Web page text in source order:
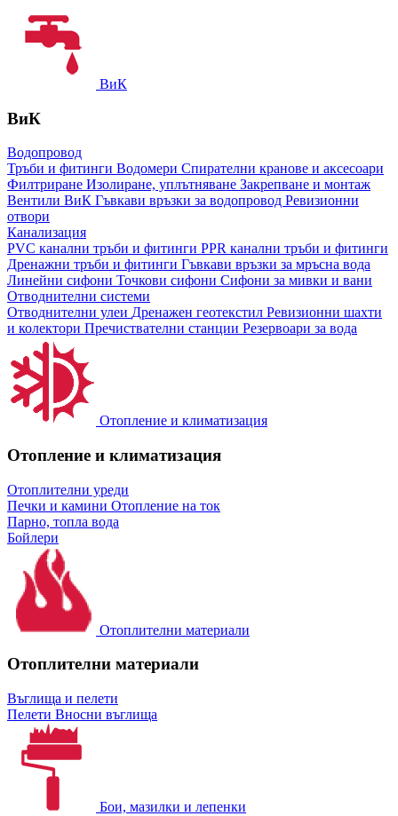
ВиК
ВиК
Водопровод
Тръби и фитинги Водомери Спирателни кранове и аксесоари
Филтриране Изолиране, уплътняване Закрепване и монтаж
Вентили ВиК Гъвкави връзки за водопровод Ревизионни
отвори
Канализация
PVC канални тръби и фитинги PPR канални тръби и фитинги
Дренажни тръби и фитинги Гъвкави връзки за мръсна вода
Линейни сифони Точкови сифони Сифони за мивки и вани
Отводнителни системи
Отводнителни улеи Дренажен геотекстил Ревизионни шахти
и колектори Пречиствателни станции Резервоари за вода
Отопление и климатизация
Отопление и климатизация
Отоплителни уреди
Печки и камини Отопление на ток
Парно, топла вода
Бойлери
Отоплителни материали
Отоплителни материали
Въглища и пелети
Пелети Вносни въглища
Бои, мазилки и лепенки